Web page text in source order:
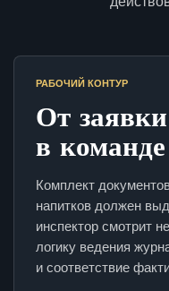
РАБОЧИЙ КОНТУР
От
в команде
Комплект
напитков должен
инспектор смотрит
логику ведения
и соответствие